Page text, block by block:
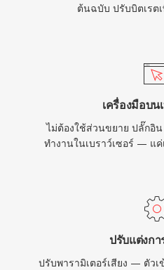
ต้นฉบับ ปรับบิตเรต
เครื่องมือบน
ไม่ต้องใช้ส่วนขยาย ปลั๊กอิ
ทำงานในเบราว์เซอร์ — แ
ปรับแต่งกา
ปรับพารามิเตอร์เสียง — ตัว